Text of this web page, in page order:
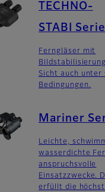
TECHNO-
STABI Serie
Ferngläser mit
Sicht auch unter
Bedingungen.
Mariner
Leichte,
wasserdichte
anspruchsvolle
Einsatzzwecke.
erfüllt die